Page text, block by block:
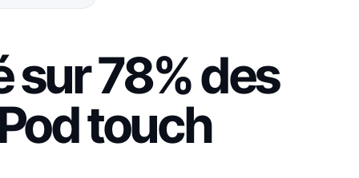
sur 78% des
touch